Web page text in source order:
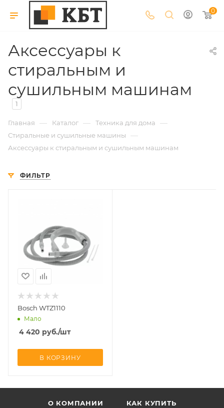
0
Аксессуары к
стиральным и
сушильным машинам
1
Главная — Каталог — Техника для дома —
Стиральные и сушильные машины —
Аксессуары к стиральным и сушильным машинам
ФИЛЬТР
Bosch WTZ1110
Мало
4 420 руб./шт
В КОРЗИНУ
О КОМПАНИИ КАК КУПИТЬ